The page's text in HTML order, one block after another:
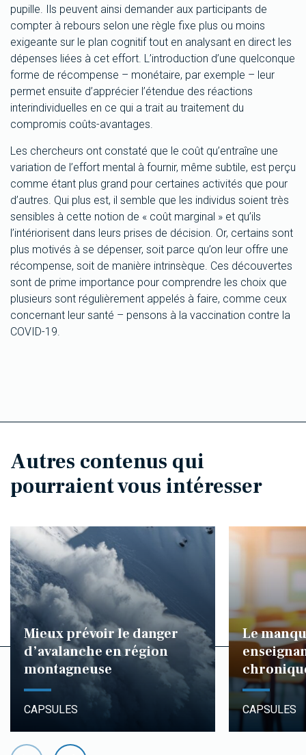
pupille. Ils peuvent ainsi demander aux participants de
compter à rebours selon une règle fixe plus ou moins
exigeante sur le plan cognitif tout en analysant en direct les
dépenses liées à cet effort. L’introduction d’une quelconque
forme de récompense – monétaire, par exemple – leur
permet ensuite d’apprécier l’étendue des réactions
interindividuelles en ce qui a trait au traitement du
compromis coûts-avantages.
Les chercheurs ont constaté que le coût qu’entraîne une
variation de l’effort mental à fournir, même subtile, est perçu
comme étant plus grand pour certaines activités que pour
d’autres. Qui plus est, il semble que les individus soient très
sensibles à cette notion de « coût marginal » et qu’ils
l’intériorisent dans leurs prises de décision. Or, certains sont
plus motivés à se dépenser, soit parce qu’on leur offre une
récompense, soit de manière intrinsèque. Ces découvertes
sont de prime importance pour comprendre les choix que
plusieurs sont régulièrement appelés à faire, comme ceux
concernant leur santé – pensons à la vaccination contre la
COVID-19.
Autres contenus qui
pourraient vous intéresser
Mieux prévoir le danger
d’avalanche en région
montagneuse
CAPSULES
Le
CAPSULES